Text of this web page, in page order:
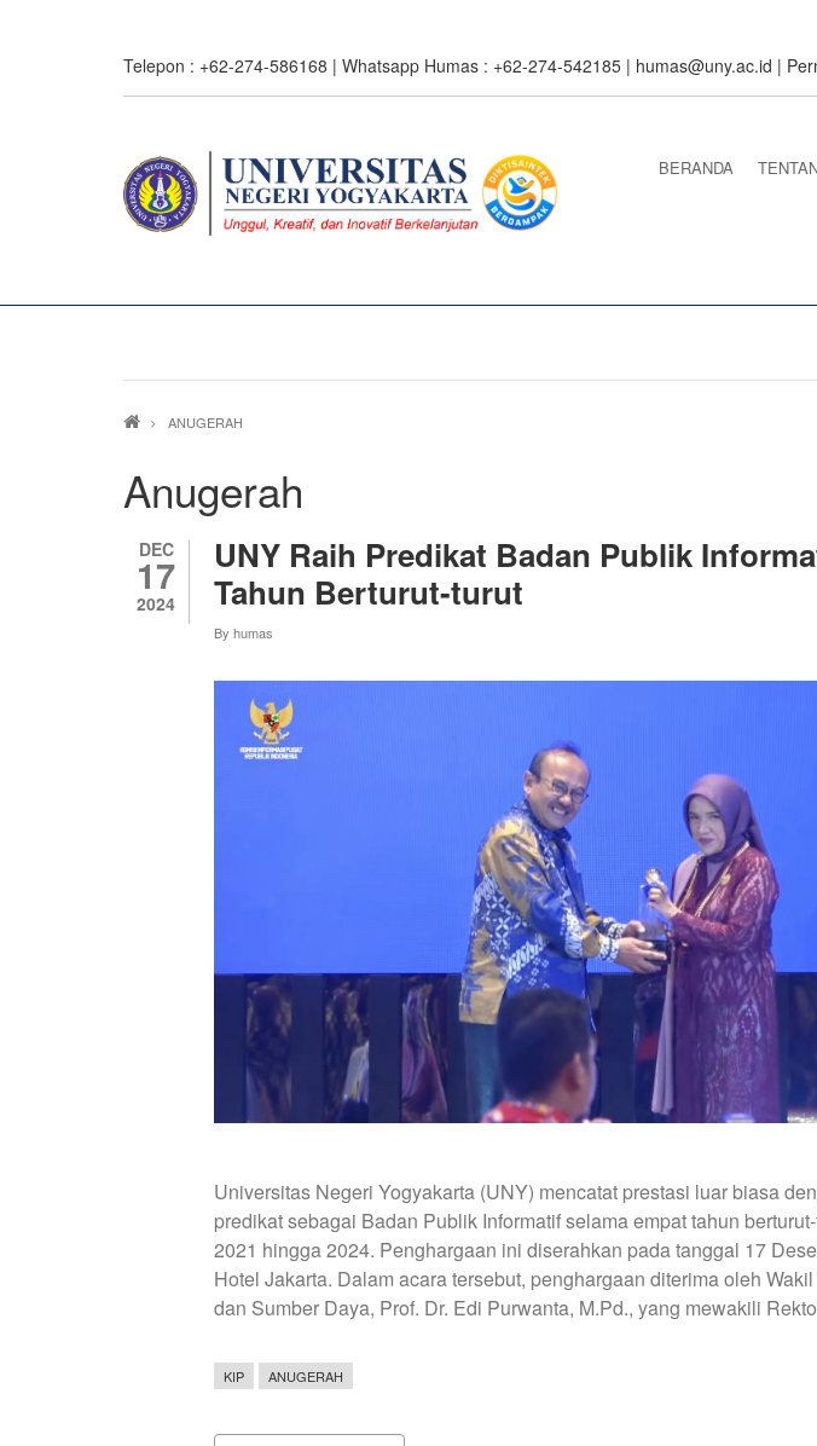
Telepon : +62-274-586168 | Whatsapp Humas : +62-274-542185 | humas@uny.ac.id |
BERANDA
Breadcrumb
ANUGERAH
Anugerah
DEC
17
2024
UNY Raih Predikat Badan Publik
Tahun Berturut-turut
By humas
Universitas Negeri Yogyakarta (UNY) mencatat prestasi luar biasa
predikat sebagai Badan Publik Informatif selama empat tahun
2021 hingga 2024. Penghargaan ini diserahkan pada tanggal 17
Hotel Jakarta. Dalam acara tersebut, penghargaan diterima oleh
dan Sumber Daya, Prof. Dr. Edi Purwanta, M.Pd., yang mewakili
KIP ANUGERAH